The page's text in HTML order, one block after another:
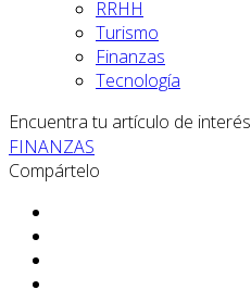
RRHH
Turismo
Finanzas
Tecnología
Encuentra tu artículo de interés
FINANZAS
Compártelo